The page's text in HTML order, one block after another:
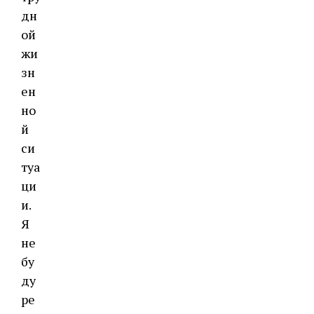
дн
ой
жи
зн
ен
но
й
си
туа
ци
и.
Я
не
бу
ду
ре